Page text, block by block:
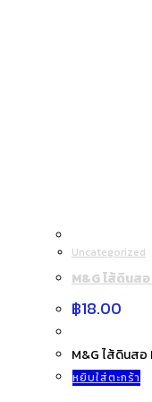
Uncategorized
M&G ไส้ดินส
฿18.00
M&G ไส้ดินสอ
หยิบใส่ตะกร้า